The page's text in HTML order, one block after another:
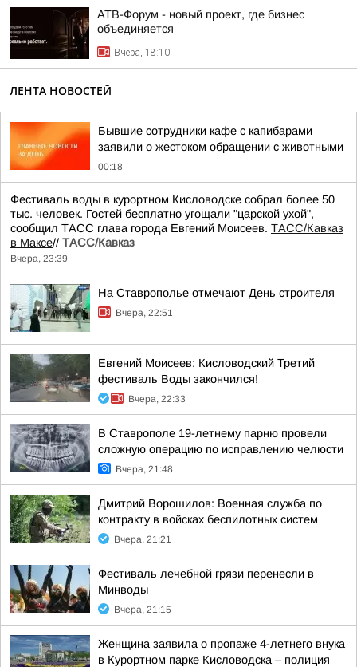
АТВ-Форум - новый проект, где бизнес
объединяется
Вчера, 18:10
ЛЕНТА НОВОСТЕЙ
Бывшие сотрудники кафе с капибарами
заявили о жестоком обращении с животными
00:18
Фестиваль воды в курортном Кисловодске собрал более 50
тыс. человек. Гостей бесплатно угощали "царской ухой",
сообщил ТАСС глава города Евгений Моисеев. ТАСС/Кавказ
в Максе// ТАСС/Кавказ
Вчера, 23:39
На Ставрополье отмечают День строителя
Вчера, 22:51
Евгений Моисеев: Кисловодский Третий
фестиваль Воды закончился!
Вчера, 22:33
В Ставрополе 19-летнему парню провели
сложную операцию по исправлению челюсти
Вчера, 21:48
Дмитрий Ворошилов: Военная служба по
контракту в войсках беспилотных систем
Вчера, 21:21
Фестиваль лечебной грязи перенесли в
Минводы
Вчера, 21:15
Женщина заявила о пропаже 4-летнего внука
в Курортном парке Кисловодска – полиция